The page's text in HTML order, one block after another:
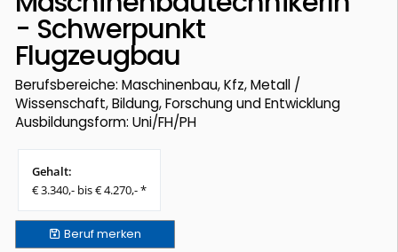
- Schwerpunkt
Flugzeugbau
Berufsbereiche: Maschinenbau, Kfz, Metall /
Wissenschaft, Bildung, Forschung und Entwicklung
Ausbildungsform: Uni/FH/PH
Gehalt:
€ 3.340,- bis € 4.270,- *
Berufmerken